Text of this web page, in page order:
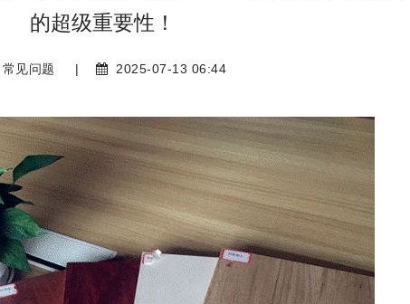
的超级重要性！
常见问题 | 2025-07-13 06:44